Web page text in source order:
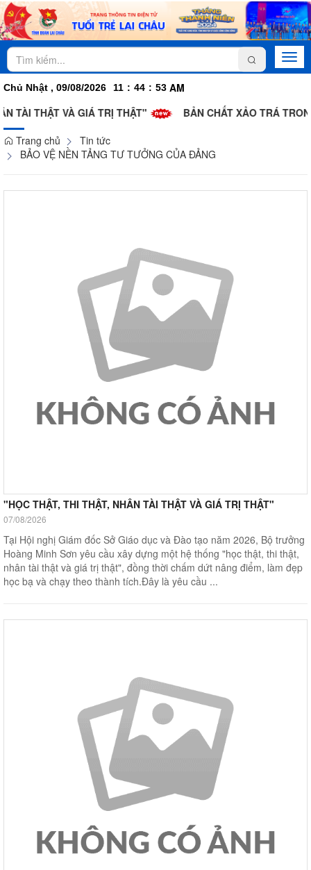
Chủ Nhật , 09/08/2026 11 : 44 : 54 AM
VÀ GIÁ TRỊ THẬT"
BẢN CHẤT XẢO TRÁ TRONG CHIẾN
Trang chủ
Tin tức
BẢO VỆ NỀN TẢNG TƯ TƯỞNG CỦA ĐẢNG
"HỌC THẬT, THI THẬT, NHÂN TÀI THẬT VÀ GIÁ TRỊ THẬT"
07/08/2026
Tại Hội nghị Giám đốc Sở Giáo dục và Đào tạo năm 2026, Bộ trưởng
Hoàng Minh Sơn yêu cầu xây dựng một hệ thống "học thật, thi thật,
nhân tài thật và giá trị thật", đồng thời chấm dứt nâng điểm, làm đẹp
học bạ và chạy theo thành tích.Đây là yêu cầu ...